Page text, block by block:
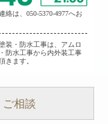
は、050-5370-4977へお
装・防水工事は、アムロ
防水工事から内外装工事
きます。
ご相談